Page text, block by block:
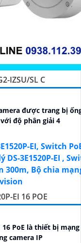
IZSU/SL C
được trang bị
độ phân giải 4
EI 16 POE
16 PoE là thiết bị
camera IP